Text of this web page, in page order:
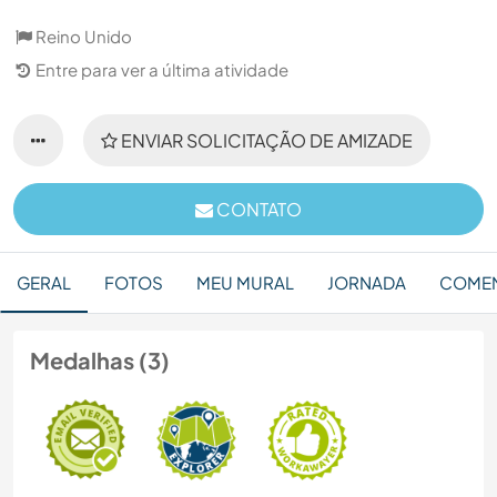
Reino Unido
Entre para ver a última atividade
ENVIAR SOLICITAÇÃO DE AMIZADE
CONTATO
GERAL FOTOS MEU MURAL JORNADA
Medalhas (3)